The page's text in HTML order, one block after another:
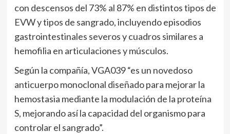
con descensos del 73% al 87% en distintos tipos de
EVW y tipos de sangrado, incluyendo episodios
gastrointestinales severos y cuadros similares a
hemofilia en articulaciones y músculos.
Según la compañía, VGA039 “es un novedoso
anticuerpo monoclonal diseñado para mejorar la
hemostasia mediante la modulación de la proteína
S, mejorando así la capacidad del organismo para
controlar el sangrado”.